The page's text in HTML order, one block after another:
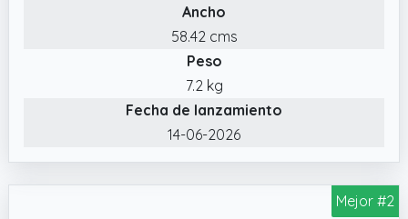
en modo turbo, ideal para cualquier
campana extractora o extractor de cocina
✔️ FÁCIL MANTENIMIENTO: Los filtros de grasa
de aluminio, aptos para lavavajillas, hacen
que limpiar tu campana extractora sea muy
Ancho
58.42 cms
Peso
7.2 kg
Fecha de lanzamiento
14-06-2026
Mejor #2